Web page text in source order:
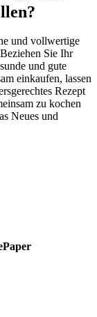
und vollwertige
Sie Ihr
und gute
einkaufen, lassen
Rezept
zu kochen
Neues und